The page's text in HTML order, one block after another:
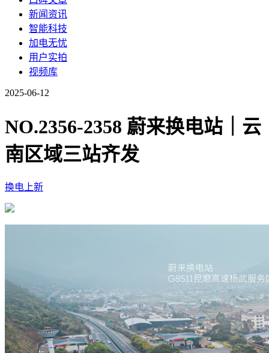
新闻资讯
智能科技
加电无忧
用户实拍
视频库
2025-06-12
NO.2356-2358 蔚来换电站｜云
南区域三站齐发
换电上新